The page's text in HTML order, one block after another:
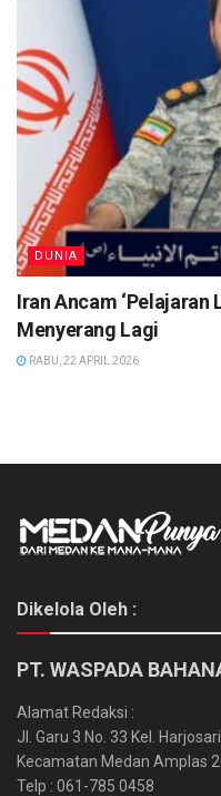
DUNIA
Iran Ancam ‘Pelajaran
Menyerang Lagi
RABU, 22 APRIL 2026
Dikelola Oleh :
PT. WASPADA
Alamat Redaksi :
Jl. Garu 3 No. 33 Kel.
Kecamatan Medan Amplas
Telp : 061-785 0458